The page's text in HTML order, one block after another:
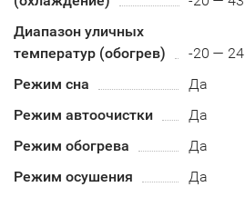
Диапазон уличных
температур (обогрев)
-20 — 24
Режим сна
Да
Режим автоочистки
Да
Режим обогрева
Да
Режим осушения
Да